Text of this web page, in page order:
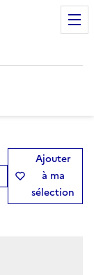
Ajouter
à ma
sélection